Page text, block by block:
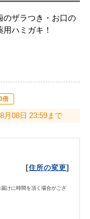
のザラつき・お口の
ハミガキ！
倍
月08日 23:59まで
[住所の変更]
けに時間を頂く場合がござ